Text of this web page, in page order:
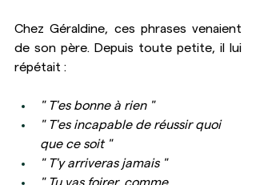
Chez Géraldine, ces phrases venaient
de son père. Depuis toute petite, il lui
répétait :
" T'es bonne à rien "
" T'es incapable de réussir quoi
que ce soit "
" T'y arriveras jamais "